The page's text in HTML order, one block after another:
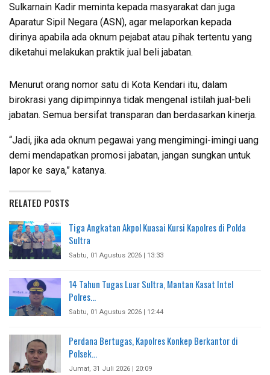
Sulkarnain Kadir meminta kepada masyarakat dan juga
Aparatur Sipil Negara (ASN), agar melaporkan kepada
dirinya apabila ada oknum pejabat atau pihak tertentu yang
diketahui melakukan praktik jual beli jabatan.
Menurut orang nomor satu di Kota Kendari itu, dalam
birokrasi yang dipimpinnya tidak mengenal istilah jual-beli
jabatan. Semua bersifat transparan dan berdasarkan kinerja.
“Jadi, jika ada oknum pegawai yang mengimingi-imingi uang
demi mendapatkan promosi jabatan, jangan sungkan untuk
lapor ke saya,” katanya.
RELATED POSTS
Tiga Angkatan Akpol Kuasai Kursi Kapolres di Polda
Sultra
Sabtu, 01 Agustus 2026 | 13:33
14 Tahun Tugas Luar Sultra, Mantan Kasat Intel
Polres…
Sabtu, 01 Agustus 2026 | 12:44
Perdana Bertugas, Kapolres Konkep Berkantor di
Polsek…
Jumat, 31 Juli 2026 | 20:09